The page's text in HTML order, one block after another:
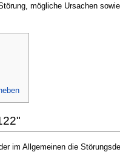
mögliche Ursachen
im Allgemeinen die